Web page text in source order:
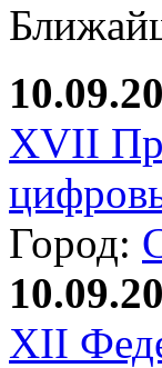
XVII
Город:
XII